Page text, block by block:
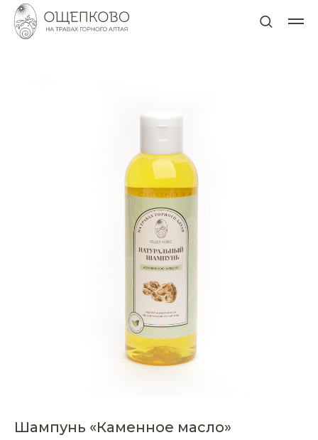
Шампунь «Каменное масло»